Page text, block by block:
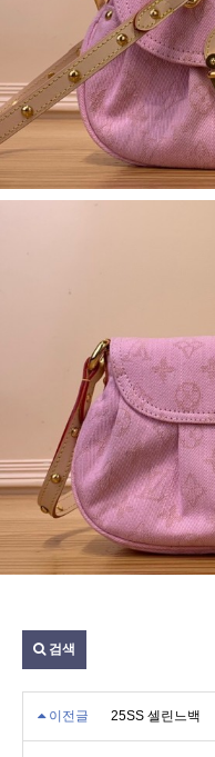
검색
이전글 25SS 셀린느백